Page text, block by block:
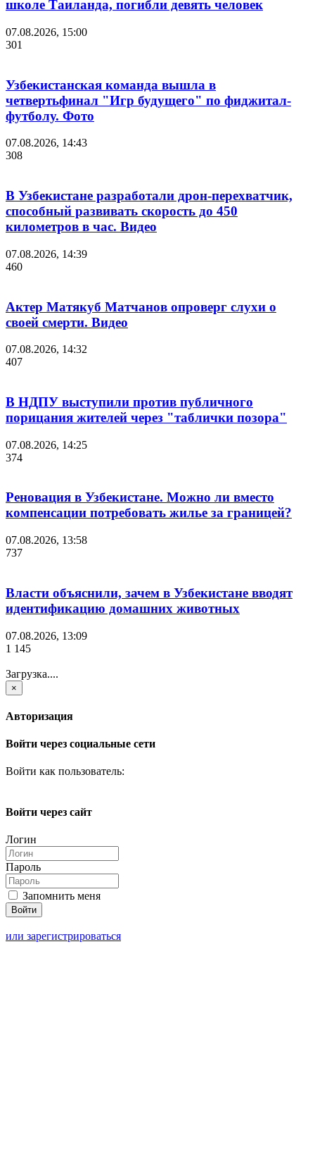
школе Таиланда, погибли девять человек
07.08.2026, 15:00
301
Узбекистанская команда вышла в
четвертьфинал "Игр будущего" по фиджитал-
футболу. Фото
07.08.2026, 14:43
308
В Узбекистане разработали дрон-перехватчик,
способный развивать скорость до 450
километров в час. Видео
07.08.2026, 14:39
460
Актер Матякуб Матчанов опроверг слухи о
своей смерти. Видео
07.08.2026, 14:32
407
В НДПУ выступили против публичного
порицания жителей через "таблички позора"
07.08.2026, 14:25
374
Реновация в Узбекистане. Можно ли вместо
компенсации потребовать жилье за границей?
07.08.2026, 13:58
737
Власти объяснили, зачем в Узбекистане вводят
идентификацию домашних животных
07.08.2026, 13:09
1 145
Загрузка....
×
Авторизация
Войти через социальные сети
Войти как пользователь:
Войти через сайт
Логин
Пароль
Запомнить меня
или зарегистрироваться